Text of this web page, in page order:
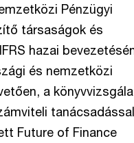
Pénzügyi
társaságok és
hazai
és nemzetközi
a
Future of Finance